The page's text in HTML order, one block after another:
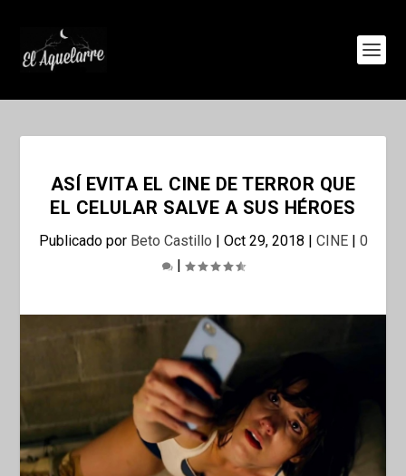
ASÍ EVITA EL CINE DE TERROR QUE
EL CELULAR SALVE A SUS HÉROES
Publicado por Beto Castillo | Oct 29, 2018 | CINE| 0
|